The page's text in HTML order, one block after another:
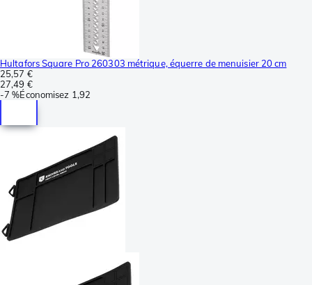
Hultafors Square Pro 260303 métrique, équerre de menuisier 20 cm
25,57 €
27,49 €
-7 %Économisez 1,92